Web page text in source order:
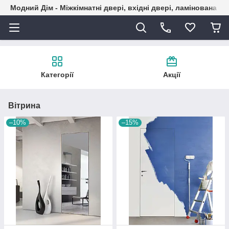
Модний Дім - Міжкімнатні двері, вхідні двері, ламінована
Категорії Акції
Вітрина
–10% –15%